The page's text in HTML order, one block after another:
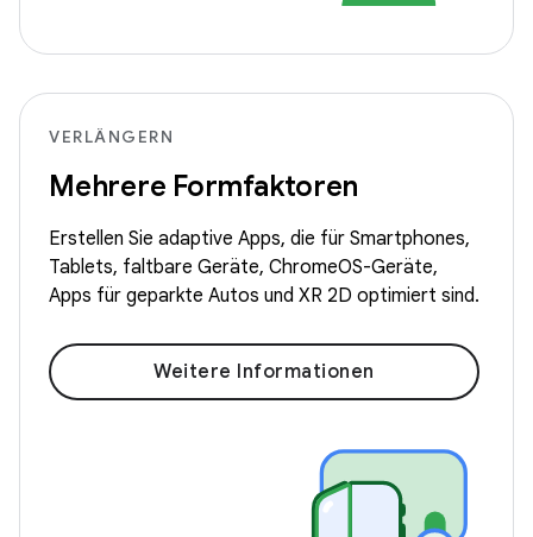
VERLÄNGERN
Mehrere Formfaktoren
Erstellen Sie adaptive Apps, die für Smartphones,
Tablets, faltbare Geräte, ChromeOS-Geräte,
Apps für geparkte Autos und XR 2D optimiert sind.
Weitere Informationen